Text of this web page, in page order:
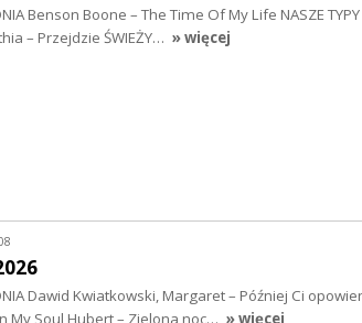
Benson Boone – The Time Of My Life NASZE
– Przejdzie ŚWIEŻY… » więcej
Dawid Kwiatkowski, Margaret – Później Ci
My Soul Hubert – Zielona noc… » więcej